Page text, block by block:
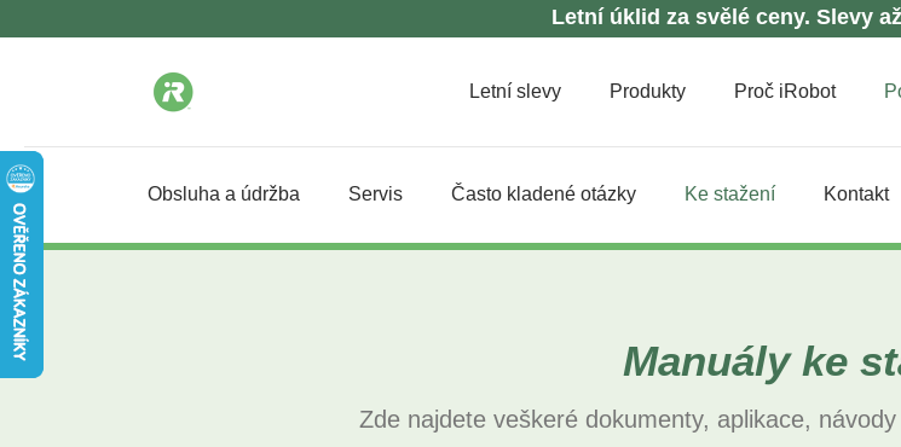
Letní úklid za svělé ceny. Slevy
Letní slevy Produkty Proč iRobot
Obsluha a údržba Servis Často kladené otázky Ke stažení Kontakt
Manuály ke
Zde najdete veškeré dokumenty, aplikace,